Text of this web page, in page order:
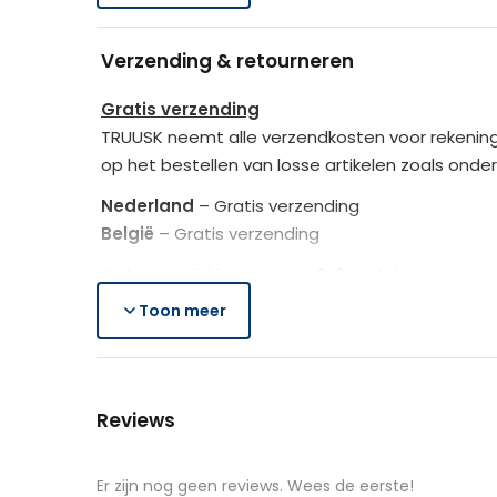
Verpakkingsafmetingen (LxBxH)
Afmetingen
Verpakking
Kleur
Materiaal
Verzending & retourneren
Gratis verzending
TRUUSK neemt alle verzendkosten voor
op het bestellen van losse artikelen zoals
Nederland – Gratis verzending
België – Gratis verzending
Lees hier meer..
Gratis retourneren
Je heb na de retourmelding nogmaals 14
de producten controleert TRUUSK het
aangeschafte product terug naar de koper.
Toon meer
Reviews
Er zijn nog geen reviews. Wees de eerste!